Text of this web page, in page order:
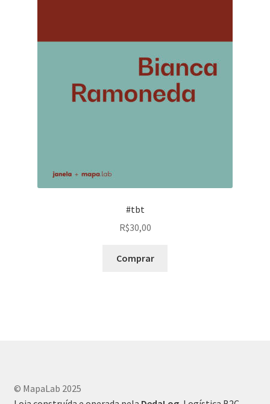
#tbt
R$30,00
Comprar
© MapaLab 2025